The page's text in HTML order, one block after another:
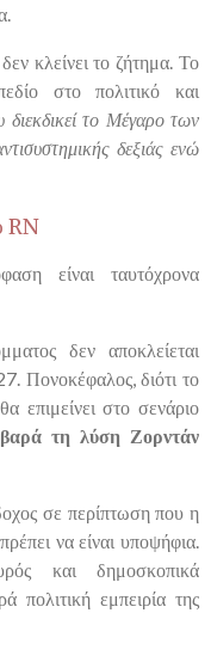
κλείνει το ζήτημα. Το
στο πολιτικό και
το Μέγαρο των
δεξιάς ενώ
RN
είναι ταυτόχρονα
δεν αποκλείεται
Πονοκέφαλος, διότι το
επιμείνει στο σενάριο
τη λύση Ζορντάν
σε περίπτωση που η
να είναι υποψήφια.
και δημοσκοπικά
πολιτική εμπειρία της